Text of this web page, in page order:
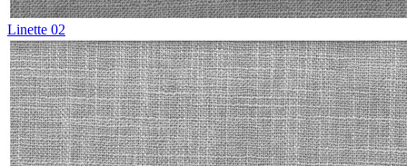
Linette 02